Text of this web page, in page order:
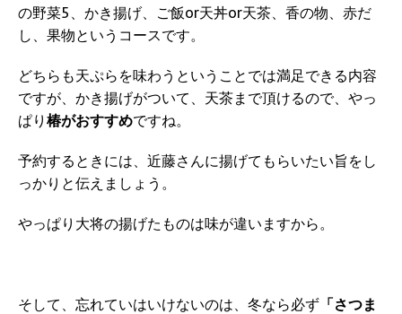
の野菜5、かき揚げ、ご飯or天丼or天茶、香の物、赤だ
し、果物というコースです。
どちらも天ぷらを味わうということでは満足できる内容
ですが、かき揚げがついて、天茶まで頂けるので、やっ
ぱり 椿がおすすめですね。
予約するときには、近藤さんに揚げてもらいたい旨をし
っかりと伝えましょう。
やっぱり大将の揚げたものは味が違いますから。
そして、忘れていはいけないのは、冬なら必ず 「さつま